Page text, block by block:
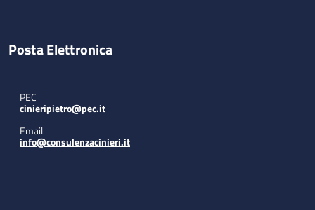
Posta Elettronica
PEC
cinieripietro@pec.it
Email
info@consulenzacinieri.it